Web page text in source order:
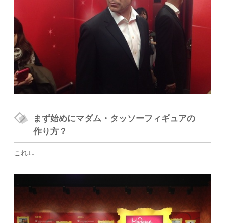
まず始めにマダム・タッソーフィギュアの
作り方？
これ↓↓